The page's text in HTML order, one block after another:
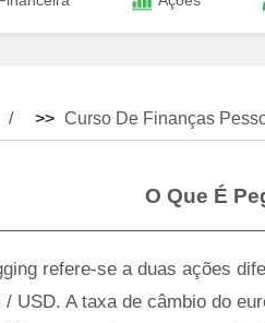
>> Curso De Finanças
O Que É
refere-se a duas ações
USD. A taxa de câmbio do